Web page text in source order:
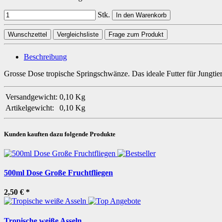
Stk. In den Warenkorb
Wunschzettel Vergleichsliste Frage zum Produkt
Beschreibung
Grosse Dose tropische Springschwänze. Das ideale Futter für
Versandgewicht: 0,10 Kg
Artikelgewicht:
0,10 Kg
Kunden kauften dazu folgende Produkte
500ml Dose Große Fruchtfliegen
2,50 € *